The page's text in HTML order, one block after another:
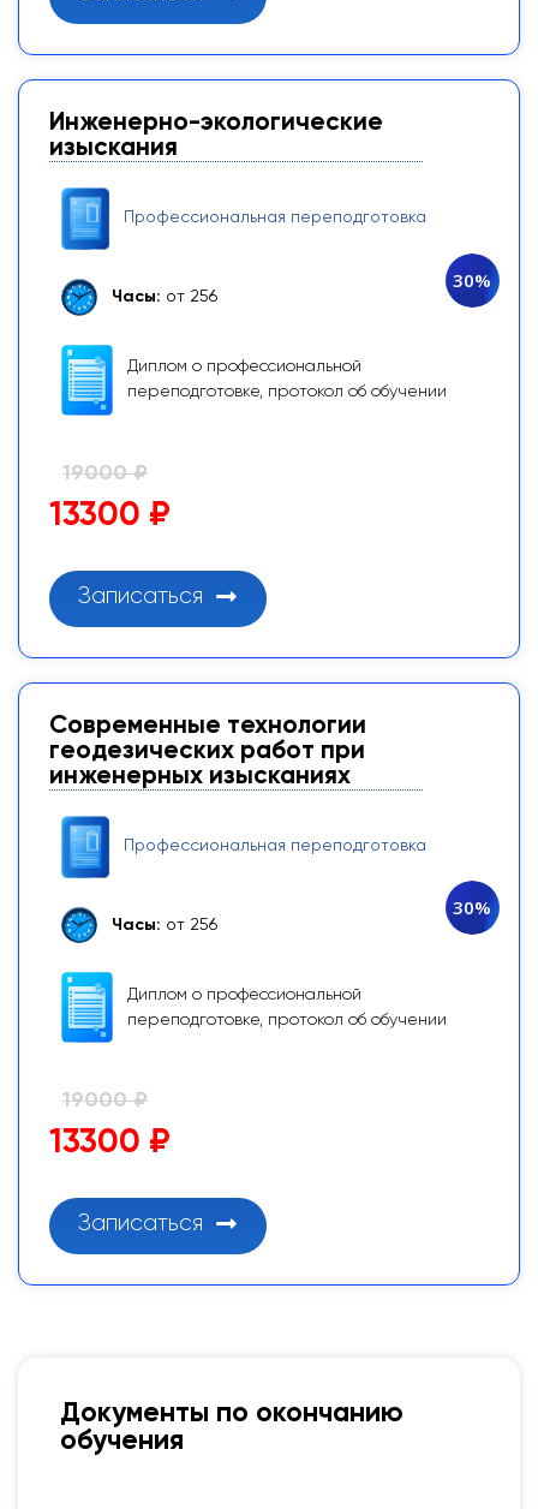
Инженерно-экологические
изыскания
Профессиональная переподготовка
Часы: от 256
Диплом о профессиональной
переподготовке, протокол об обучении
30%
19000 ₽
13300 ₽
Записаться
Современные технологии
геодезических работ при
инженерных изысканиях
Профессиональная переподготовка
Часы: от 256
Диплом о профессиональной
переподготовке, протокол об обучении
30%
19000 ₽
13300 ₽
Записаться
Документы по окончанию
обучения